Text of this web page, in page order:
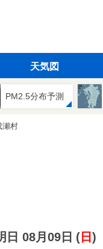
天気図
PM2.5分布予測
瀬村
日 08月09日 ( 日 )